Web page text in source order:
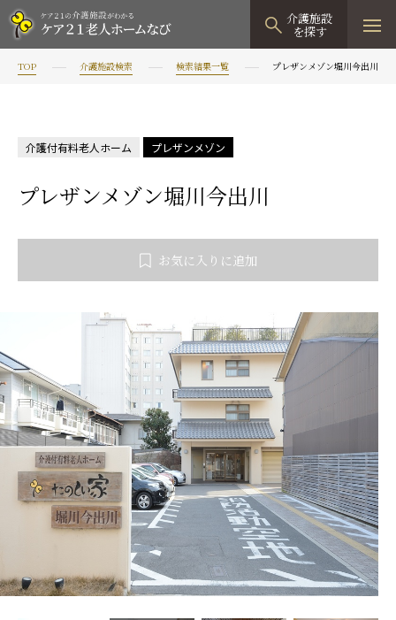
介護施設
を探す
TOPページ
資料請求
見学予約
有料老人ホーム
有料老人ホームTOP
プレザンリュクス
プレザングラン
プレザンメゾン
有料老人ホームとは
グループホーム
認知症対応型グループホームTOP
認知症対応型グループホームとは
認知症のおはなし
小規模多機能型居宅介護
小規模多機能型居宅介護TOP
たのしい家
小規模多機能型居宅介護とは
0120-944-821
9:00～18:00（年末年始を除く）
お問い合わせフォーム
お気に入り 資料請求 見学予約
TOP 介護施設検索 検索結果一覧 プレザンメゾン堀川今出川
介護付有料老人ホーム プレザンメゾン
プレザンメゾン堀川今出川
お気に入りに追加